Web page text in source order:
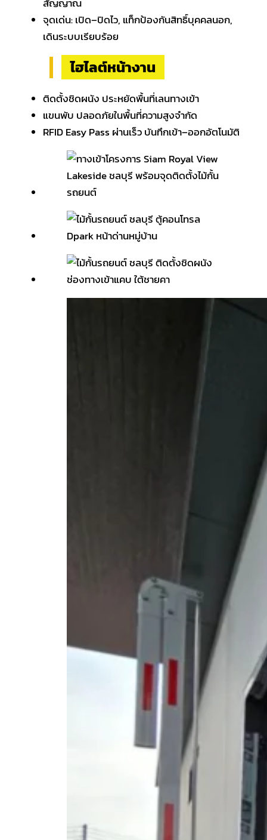
จุดเด่น: เปิด–ปิดไว, แท็กป้องกันสิทธิ์บุคคลนอก,
เดินระบบเรียบร้อย
ไฮไลต์หน้างาน
ติดตั้งชิดผนัง ประหยัดพื้นที่เลนทางเข้า
แขนพับ ปลอดภัยในพื้นที่ความสูงจำกัด
RFID Easy Pass ผ่านเร็ว บันทึกเข้า–ออกอัตโนมัติ